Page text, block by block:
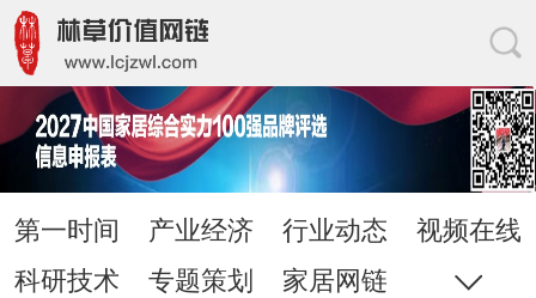
第一时间 产业经济 行业动态
视频在线
科研技术
专题策划 家居网链
网站地图